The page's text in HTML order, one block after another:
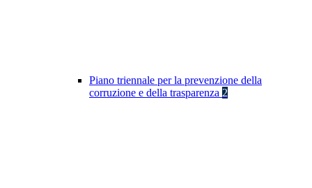
Piano triennale per la prevenzione della
corruzione e della trasparenza 2